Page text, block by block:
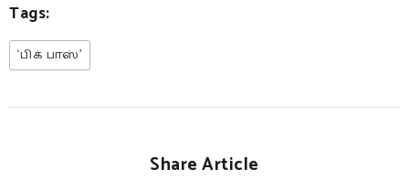
Tags:
‘பிக் பாஸ்’
Share Article